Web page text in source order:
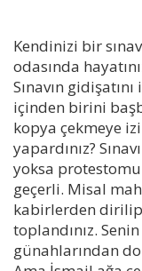
Kendinizi bir
odasında
Sınavın
içinden birini
kopya çekmeye
yapardınız?
yoksa protestomu
geçerli. Misal
kabirlerden
toplandınız.
günahlarından